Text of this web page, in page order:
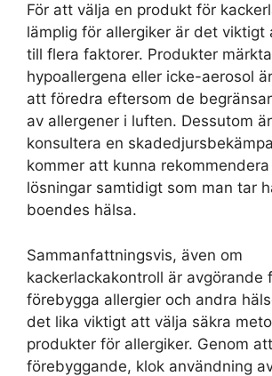
För att välja en produkt för
lämplig för allergiker är det viktigt
till flera faktorer. Produkter
hypoallergena eller icke-aerosol
att föredra eftersom de
av allergener i luften. Dessutom
konsultera en
kommer att kunna
lösningar samtidigt som man tar
boendes hälsa.
Sammanfattningsvis, även om
kackerlackakontroll är avgörande
förebygga allergier och andra
det lika viktigt att välja säkra
produkter för allergiker. Genom
förebyggande, klok användning